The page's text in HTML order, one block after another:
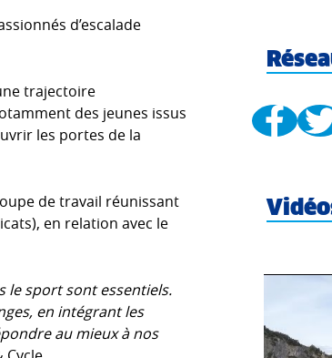
d’escalade
trajectoire
des jeunes issus
les portes de la
de travail réunissant
en relation avec le
le sport sont essentiels.
en intégrant les
au mieux à nos